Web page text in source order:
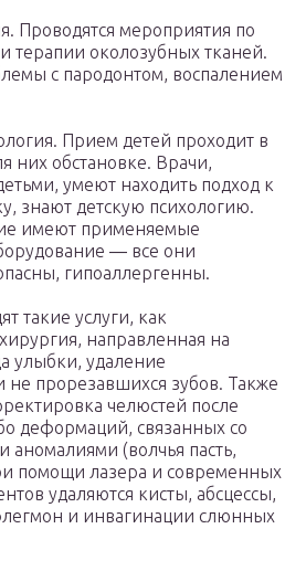
Проводятся мероприятия по
терапии околозубных тканей.
с пародонтом, воспалением
Прием детей проходит в
них обстановке. Врачи,
умеют находить подход к
знают детскую психологию.
имеют применяемые
― все они
гипоаллергенны.
такие услуги, как
направленная на
улыбки, удаление
прорезавшихся зубов. Также
челюстей после
деформаций, связанных со
аномалиями (волчья пасть,
помощи лазера и современных
удаляются кисты, абсцессы,
и инвагинации слюнных